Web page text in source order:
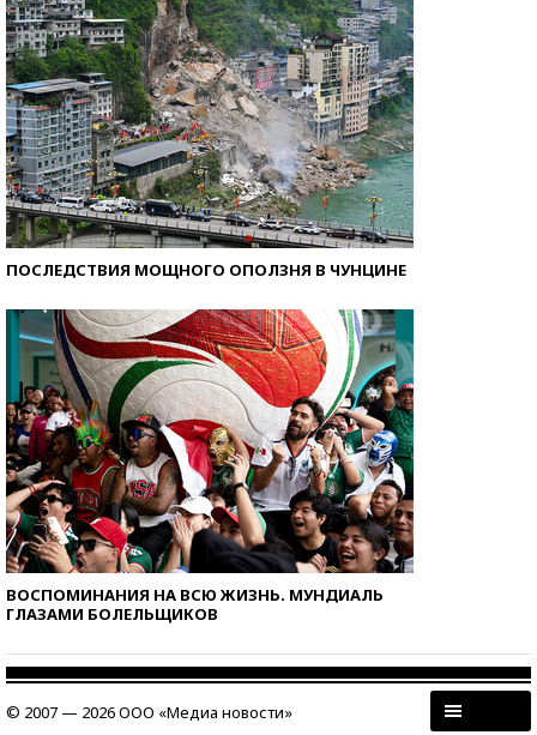
ПОСЛЕДСТВИЯ МОЩНОГО ОПОЛЗНЯ В ЧУНЦИНЕ
ВОСПОМИНАНИЯ НА ВСЮ ЖИЗНЬ. МУНДИАЛЬ
ГЛАЗАМИ БОЛЕЛЬЩИКОВ
© 2007 — 2026 ООО «Медиа новости»